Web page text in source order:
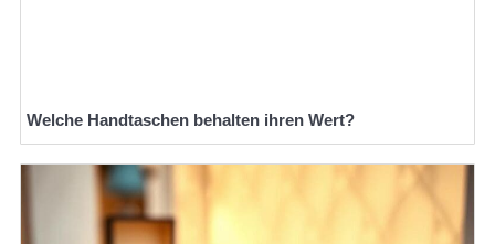
Welche Handtaschen behalten ihren Wert?